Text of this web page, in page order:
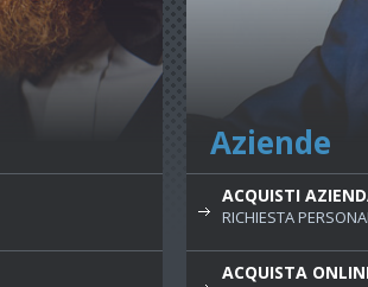
Aziende
ACQUISTI
RICHIESTA
ACQUISTA